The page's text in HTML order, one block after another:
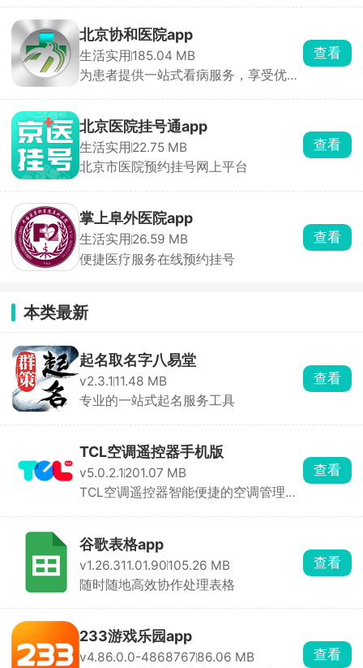
北京协和医院app
生活实用 185.04 MB
为患者提供一站式看病服务，享受优质
查看
北京医院挂号通app
生活实用 22.75 MB
北京市医院预约挂号网上平台
查看
掌上阜外医院app
生活实用 26.59 MB
便捷医疗服务在线预约挂号
查看
本类最新
起名取名字八易堂
v2.3.1 11.48 MB
专业的一站式起名服务工具
查看
TCL空调遥控器手机版
v5.0.2.1 201.07 MB
TCL空调遥控器智能便捷的空调管理工
查看
谷歌表格app
v1.26.311.01.90105.26 MB
随时随地高效协作处理表格
查看
233游戏乐园app
v4.86.0.0-486876786.06 MB
查看